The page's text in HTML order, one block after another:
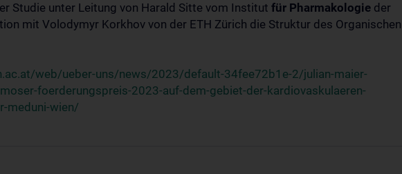
Studie unter Leitung von Harald Sitte vom Institut für Pharmakologie der
mit Volodymyr Korkhov von der ETH Zürich die Struktur des Organischen
web/ueber-uns/news/2023/default-34fee72b1e-2/julian-maier-
foerderungspreis-2023-auf-dem-gebiet-der-kardiovaskulaeren-
meduni-wien/